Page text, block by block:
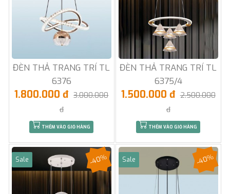
ĐÈN THẢ TRANG TRÍ TL
6376
1.800.000 đ 3.000.000
đ
THÊM VÀO GIỎ HÀNG
ĐÈN THẢ TRANG TRÍ TL
6375/4
1.500.000 đ 2.500.000
đ
THÊM VÀO GIỎ HÀNG
Sale -40% Sale -40%